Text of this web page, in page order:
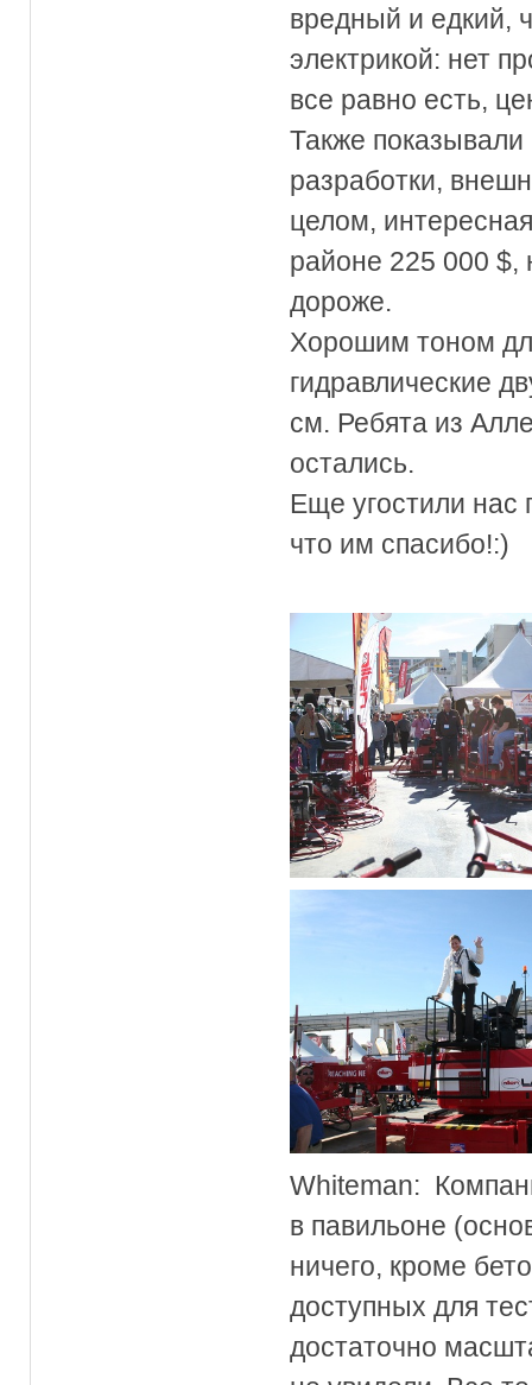
вредный и едкий,
электрикой: нет
все равно есть,
Также
разработки,
целом,
районе 225 000 $,
дороже.
Хорошим тоном
гидравлические
см. Ребята из
остались.
Еще угостили нас
что им спасибо!:)
Whiteman:
в павильоне
ничего, кроме
доступных для
достаточно